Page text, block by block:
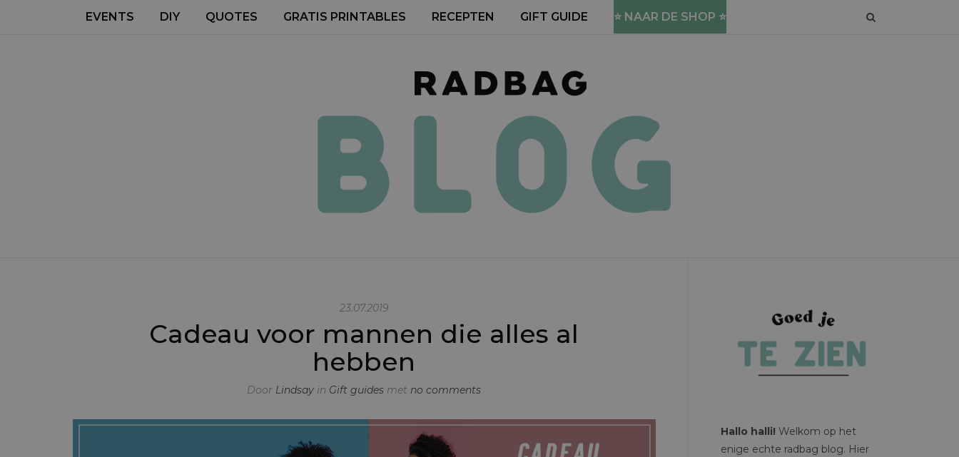
EVENTS DIY QUOTES GRATIS PRINTABLES RECEPTEN GIFT GUIDE ⭐ NAAR DE SHOP ⭐
23.07.2019
Cadeau voor mannen die alles al
hebben
Door Lindsay in Gift guides metno comments
Hallo halli! Welkom op het
enige echte radbag blog. Hier